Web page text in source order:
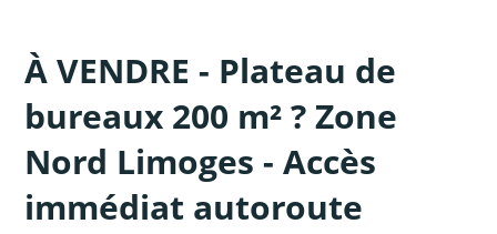
À VENDRE - Plateau de
bureaux 200 m² ? Zone
Nord Limoges - Accès
immédiat autoroute